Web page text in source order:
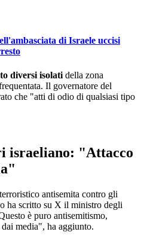
di Israele uccisi
diversi isolati della zona
Il governatore del
che "atti di odio di qualsiasi tipo
israeliano: "Attacco
antisemita contro gli
ha scritto su X il ministro degli
è puro antisemitismo,
media", ha aggiunto.